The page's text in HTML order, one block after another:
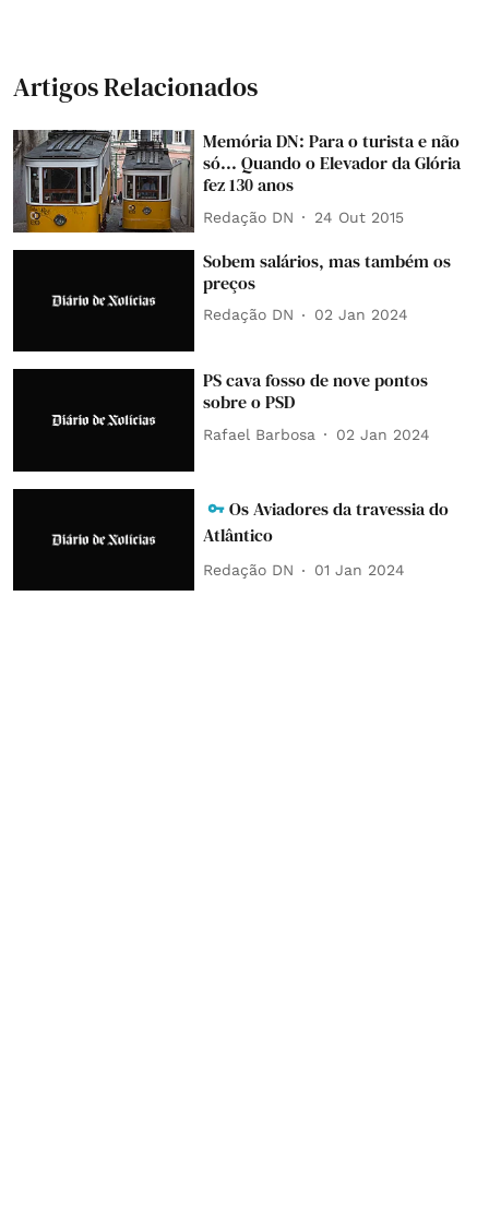
Artigos Relacionados
Memória DN: Para o turista e não
só... Quando o Elevador da Glória
fez 130 anos
Redação DN 24 Out 2015
Sobem salários, mas também os
preços
Redação DN 02 Jan 2024
PS cava fosso de nove pontos
sobre o PSD
Rafael Barbosa 02 Jan 2024
Os Aviadores da travessia do
Atlântico
Redação DN 01 Jan 2024